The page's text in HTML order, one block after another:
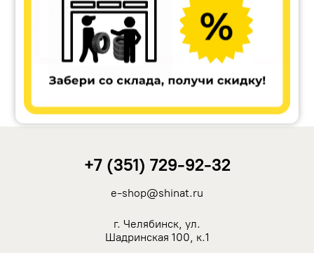
Remain
+7 (351) 729-92-32
e-shop@shinat.ru
г. Челябинск, ул.
Шадринская 100, к.1